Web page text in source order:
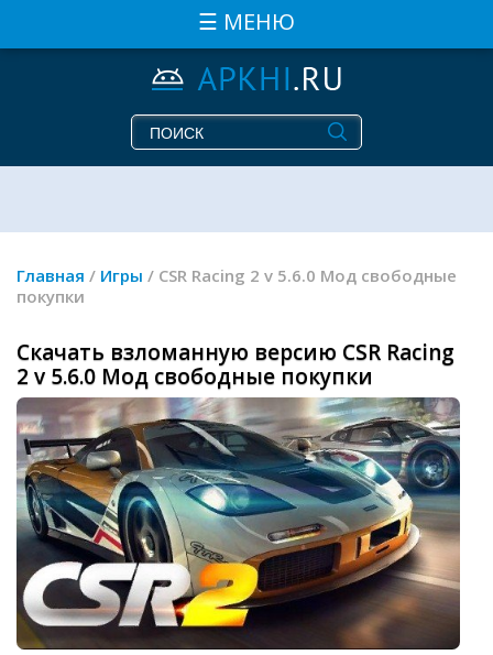
☰ МЕНЮ
Главная / Игры / CSR Racing 2 v 5.6.0 Мод свободные
покупки
Скачать взломанную версию CSR Racing
2 v 5.6.0 Мод свободные покупки